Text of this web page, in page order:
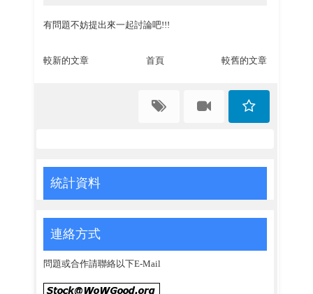
有問題不妨提出來一起討論吧!!!
較新的文章 較舊的文章
首頁
統計資料
連絡方式
問題或合作請聯絡以下E-Mail